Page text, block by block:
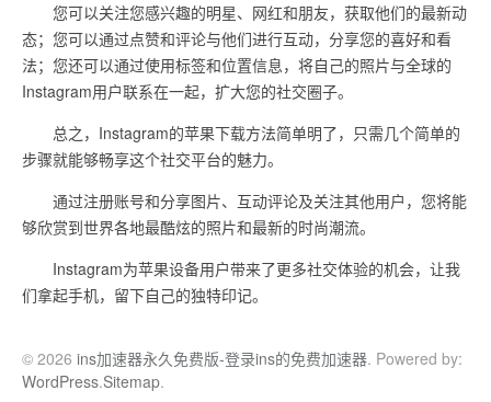
您可以关注您感兴趣的明星、网红和朋友，获取他们的最新动
态；您可以通过点赞和评论与他们进行互动，分享您的喜好和看
法；您还可以通过使用标签和位置信息，将自己的照片与全球的
Instagram用户联系在一起，扩大您的社交圈子。
总之，Instagram的苹果下载方法简单明了，只需几个简单的
步骤就能够畅享这个社交平台的魅力。
通过注册账号和分享图片、互动评论及关注其他用户，您将能
够欣赏到世界各地最酷炫的照片和最新的时尚潮流。
Instagram为苹果设备用户带来了更多社交体验的机会，让我
们拿起手机，留下自己的独特印记。
© 2026 ins加速器永久免费版-登录ins的免费加速器. Powered by:
WordPress.Sitemap.